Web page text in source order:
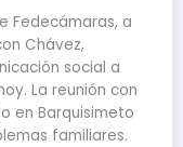
Fedecámaras, a
Chávez,
social a
La reunión con
en Barquisimeto
familiares.